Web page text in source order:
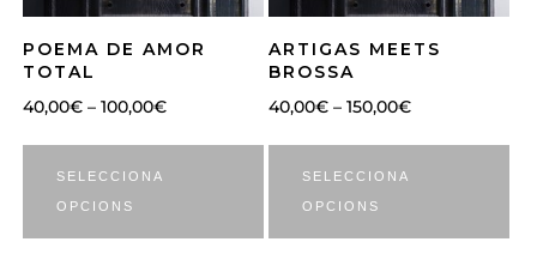
POEMA DE AMOR
TOTAL
40,00€ – 100,00€
SELECCIONA
OPCIONS
ARTIGAS MEETS
BROSSA
40,00€ – 150,00€
SELECCIONA
OPCIONS